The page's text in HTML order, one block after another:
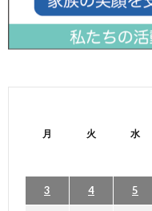
月 火 水
3 4 5